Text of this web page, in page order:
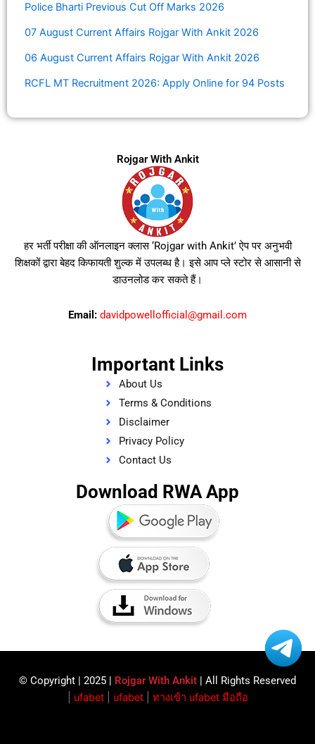
Police Bharti Previous Cut Off Marks 2026
07 August Current Affairs Rojgar With Ankit 2026
06 August Current Affairs Rojgar With Ankit 2026
RCFL MT Recruitment 2026: Apply Online for 94 Posts
Rojgar With Ankit
हर भर्ती परीक्षा की ऑनलाइन क्लास ‘Rojgar with Ankit’ ऐप पर अनुभवी
शिक्षकों द्वारा बेहद किफायती शुल्क में उपलब्ध है। इसे आप प्ले स्टोर से आसानी से
डाउनलोड कर सकते हैं।
Email: davidpowellofficial@gmail.com
Important Links
About Us
Terms & Conditions
Disclaimer
Privacy Policy
Contact Us
Download RWA App
© Copyright | 2025 | Rojgar With Ankit | All Rights Reserved​
ufabet| ufabet| ทางเข้า ufabet มือถือ